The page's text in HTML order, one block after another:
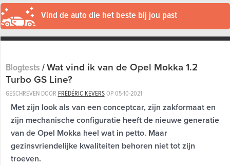
Vind de auto die het beste bij jou past
Blogtests/Wat vind ik van de Opel Mokka 1.2
Turbo GS Line?
GESCHREVEN DOOR FRÉDÉRIC KEVERSOP05-10-2021
Met zijn look als van een conceptcar, zijn zakformaat en
zijn mechanische configuratie heeft de nieuwe generatie
van de Opel Mokka heel wat in petto. Maar
gezinsvriendelijke kwaliteiten behoren niet tot zijn
troeven.